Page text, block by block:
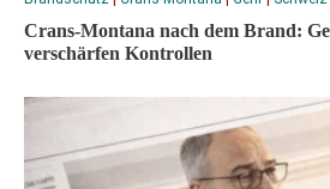
Crans-Montana nach dem Brand:
verschärfen Kontrollen